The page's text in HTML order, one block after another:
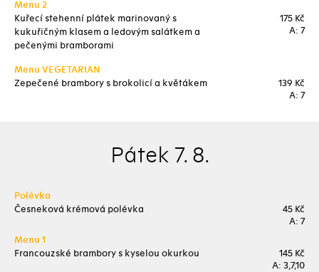
Menu 2
Kuřecí stehenní plátek marinovaný s
kukuřičným klasem a ledovým salátkem a
pečenými bramborami
175 Kč
A: 7
Menu VEGETARIAN
Zepečené brambory s brokolicí a květákem
139 Kč
A: 7
Pátek 7. 8.
Polévka
Česneková krémová polévka
45 Kč
A: 7
Menu 1
Francouzské brambory s kyselou okurkou
145 Kč
A: 3,7,10